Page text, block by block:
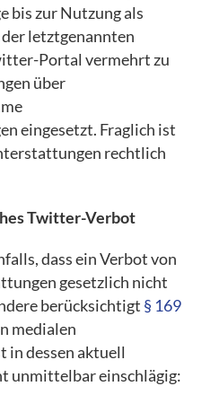
bis zur Nutzung als
letztgenannten
Portal vermehrt zu
über
eingesetzt. Fraglich ist
rechtlich
Twitter-Verbot
dass ein Verbot von
gesetzlich nicht
berücksichtigt § 169
medialen
in dessen aktuell
unmittelbar einschlägig: